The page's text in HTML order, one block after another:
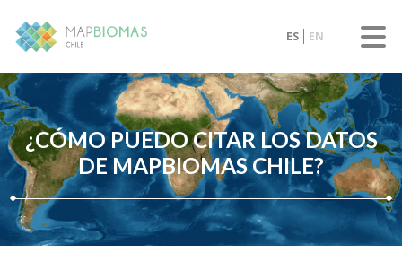
ES EN
¿CÓMO PUEDO CITAR LOS DATOS
DE MAPBIOMAS CHILE?